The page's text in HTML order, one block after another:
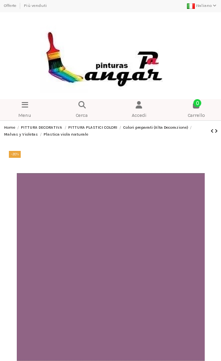
Offerte Più venduti Italiano
Menu Cerca Accedi
0
Carrello
Home PITTURA DECORATIVA PITTURA PLASTICI COLORI
Colori preparati (Alta Decorazione)
Malvas y Violetas
Plastica viola naturale
-20%